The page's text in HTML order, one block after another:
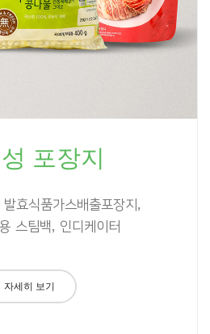
포장지
효식품가스배출포장지,
스팀백, 인디케이터
자세히 보기